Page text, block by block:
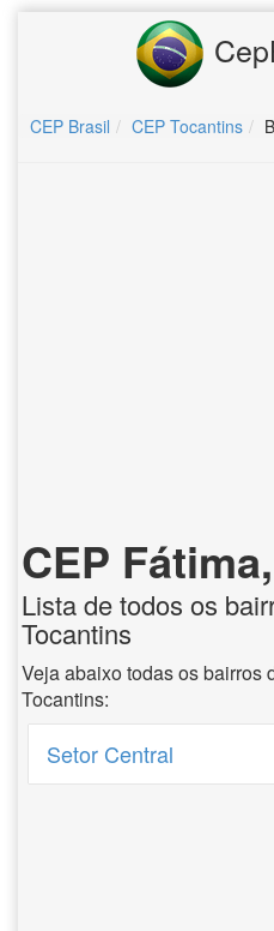
CEP Brasil CEP Tocantins
CEP
Lista de todos os
Tocantins
Veja abaixo todas os bairros
Tocantins:
Setor Central